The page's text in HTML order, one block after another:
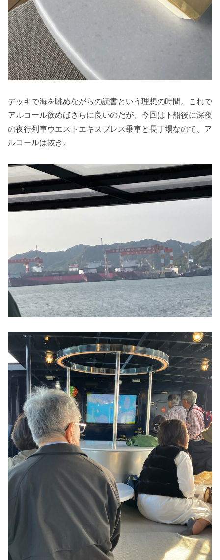
デッキで海を眺めながらの読書という理想の時間。これで
アルコール飲めばさらに良いのだが、今回は下船後に深夜
の夜行列車ウエストエキスプレス乗車と長丁場なので、ア
ルコールは抜き。